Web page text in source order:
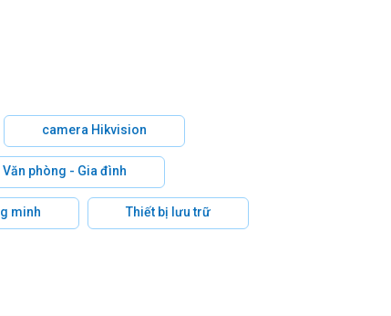
camera Hikvision
Văn phòng - Gia đình
minh Thiết bị lưu trữ